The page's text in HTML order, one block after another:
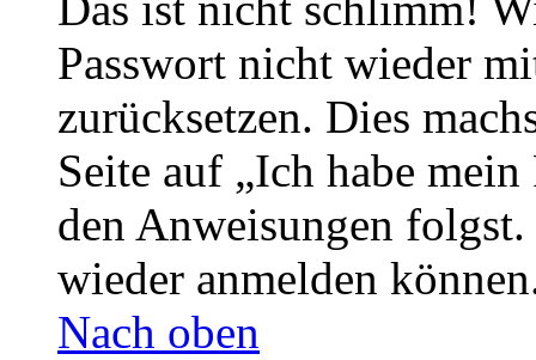
Passwort nicht wieder
zurücksetzen. Dies
Seite auf „Ich habe
den Anweisungen
wieder anmelden
Nach oben